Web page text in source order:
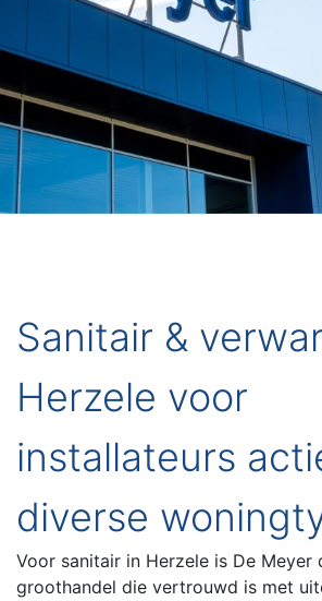
Sanitair &
Herzele voor
installateurs
diverse
Voor sanitair in Herzele is De Meyer
groothandel die vertrouwd is met